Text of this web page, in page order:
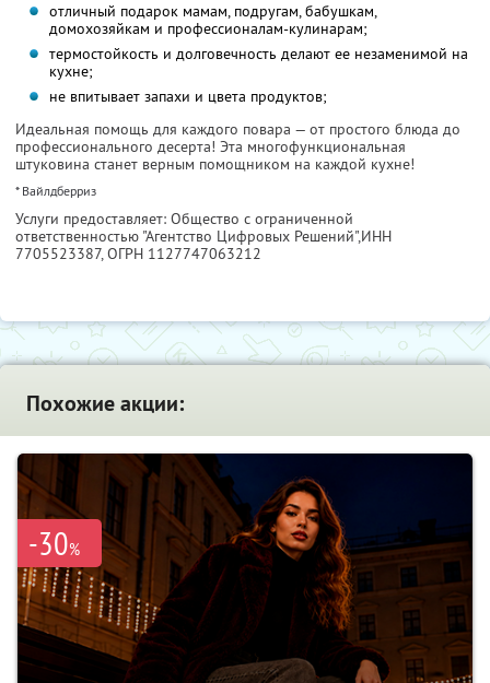
отличный подарок мамам, подругам, бабушкам,
домохозяйкам и профессионалам-кулинарам;
термостойкость и долговечность делают ее незаменимой на
кухне;
не впитывает запахи и цвета продуктов;
Идеальная помощь для каждого повара — от простого блюда до
профессионального десерта! Эта многофункциональная
штуковина станет верным помощником на каждой кухне!
* Вайлдберриз
Услуги предоставляет: Общество с ограниченной
ответственностью "Агентство Цифровых Решений",ИНН
7705523387, ОГРН 1127747063212
Похожие акции:
-30%